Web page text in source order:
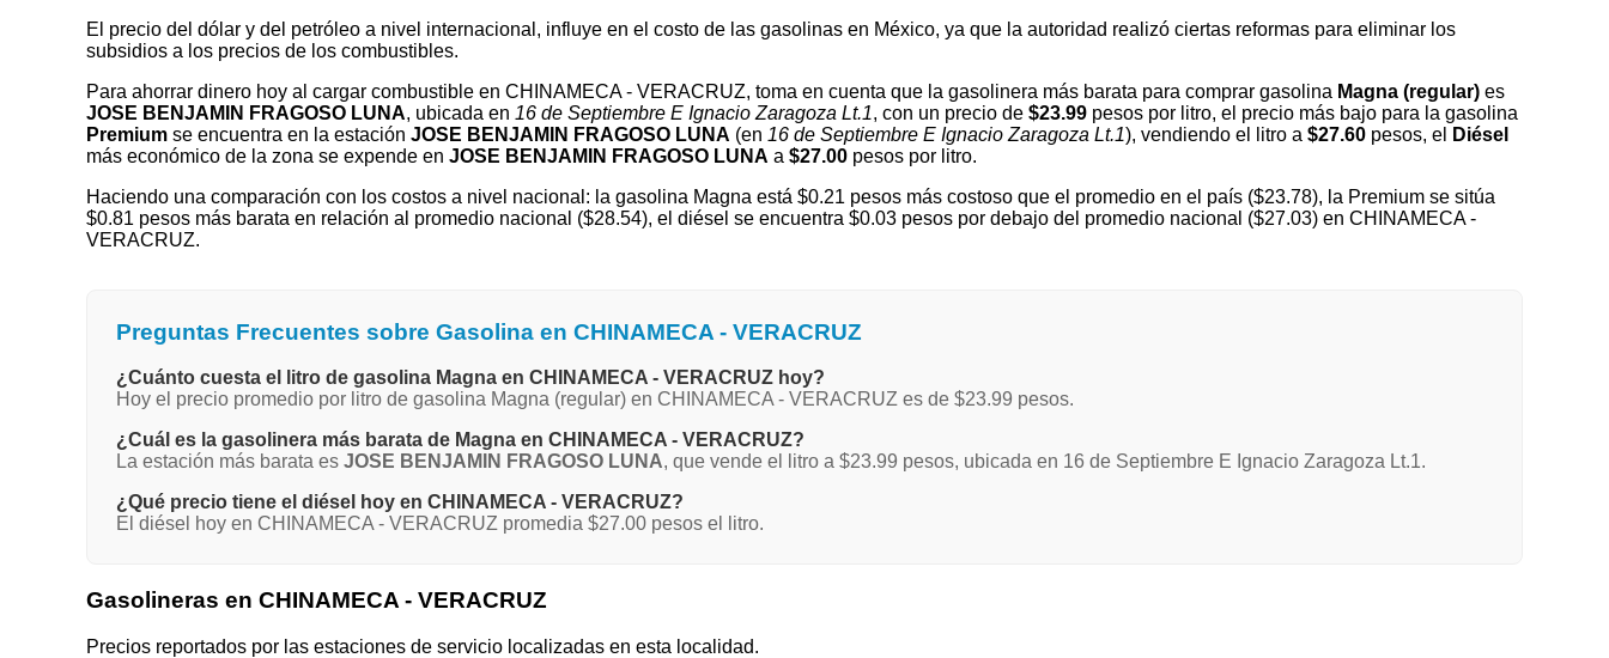
El precio del dólar y del petróleo a nivel internacional, influye en el costo de las gasolinas en México, ya que la autoridad realizó ciertas reformas para eliminar los
subsidios a los precios de los combustibles.
Para ahorrar dinero hoy al cargar combustible en CHINAMECA - VERACRUZ, toma en cuenta que la gasolinera más barata para comprar gasolina Magna (regular) es
JOSE BENJAMIN FRAGOSO LUNA, ubicada en 16 de Septiembre E Ignacio Zaragoza Lt.1, con un precio de $23.99 pesos por litro, el precio más bajo para la gasolina
Premium se encuentra en la estación JOSE BENJAMIN FRAGOSO LUNA (en 16 de Septiembre E Ignacio Zaragoza Lt.1), vendiendo el litro a $27.60 pesos, el
Diésel
más económico de la zona se expende en JOSE BENJAMIN FRAGOSO LUNA a $27.00 pesos por litro.
Haciendo una comparación con los costos a nivel nacional: la gasolina Magna está $0.21 pesos más costoso que el promedio en el país ($23.78), la Premium se sitúa
$0.81 pesos más barata en relación al promedio nacional ($28.54), el diésel se encuentra $0.03 pesos por debajo del promedio nacional ($27.03) en CHINAMECA -
VERACRUZ.
Preguntas Frecuentes sobre Gasolina en CHINAMECA - VERACRUZ
¿Cuánto cuesta el litro de gasolina Magna en CHINAMECA - VERACRUZ hoy?
Hoy el precio promedio por litro de gasolina Magna (regular) en CHINAMECA - VERACRUZ es de $23.99 pesos.
¿Cuál es la gasolinera más barata de Magna en CHINAMECA - VERACRUZ?
La estación más barata es JOSE BENJAMIN FRAGOSO LUNA, que vende el litro a $23.99 pesos, ubicada en 16 de Septiembre E Ignacio Zaragoza Lt.1.
¿Qué precio tiene el diésel hoy en CHINAMECA - VERACRUZ?
El diésel hoy en CHINAMECA - VERACRUZ promedia $27.00 pesos el litro.
Gasolineras en CHINAMECA - VERACRUZ
Precios reportados por las estaciones de servicio localizadas en esta localidad.